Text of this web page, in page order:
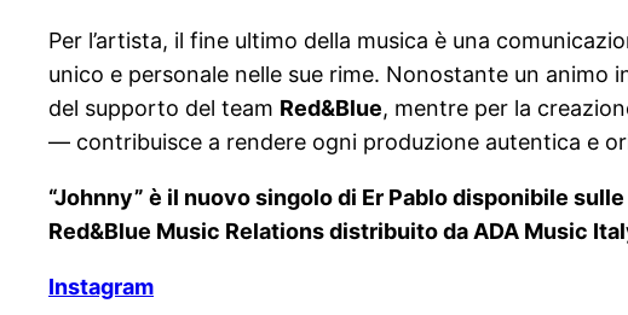
Per l’artista, il fine ultimo della musica è una
unico e personale nelle sue rime. Nonostante un animo
del supporto del team Red&Blue, mentre per la
— contribuisce a rendere ogni produzione autentica e
“Johnny” è il nuovo singolo di Er Pablo disponibile
Red&Blue Music Relations distribuito da ADA Music
Instagram